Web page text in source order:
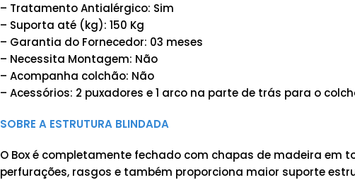
– Tratamento Antialérgico: Sim
– Suporta até (kg): 150 Kg
– Garantia do Fornecedor: 03 meses
– Necessita Montagem: Não
– Acompanha colchão: Não
– Acessórios: 2 puxadores e 1 arco na parte de trás para o
SOBRE A ESTRUTURA BLINDADA
O Box é completamente fechado com chapas de madeira
perfurações, rasgos e também proporciona maior suporte